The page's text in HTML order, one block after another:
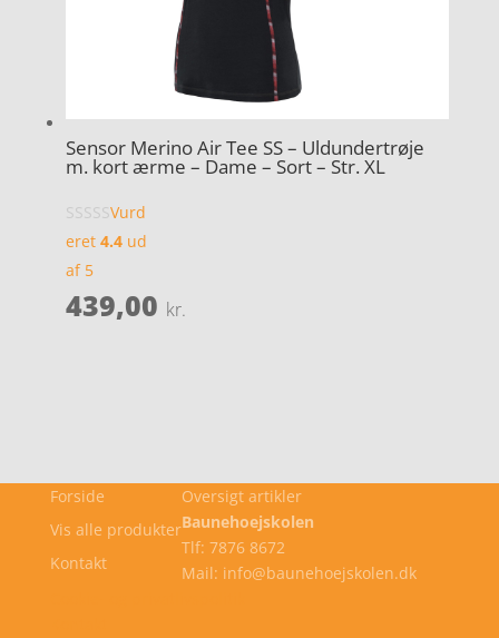
Sensor Merino Air Tee SS – Uldundertrøje
m. kort ærme – Dame – Sort – Str. XL
Vurd
eret 4.4ud
af 5
439,00 kr.
Forside
Vis alle produkter
Kontakt
Oversigt artikler
Baunehoejskolen
Tlf: 7876 8672
Mail: info@baunehoejskolen.dk